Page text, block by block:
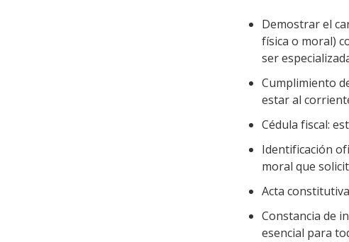
Demostrar el
física o moral)
ser
Cumplimiento
estar al
Cédula fiscal:
Identificación
moral que
Acta
Constancia de
esencial para